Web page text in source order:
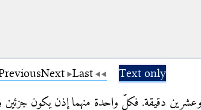
Next Last Text only
دقيقة. فكلّ واحدة منهما إذن يكون جزئين